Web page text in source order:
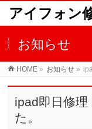
アイフォン
お知らせ
HOME » お知らせ »
ipad即日修理
た。